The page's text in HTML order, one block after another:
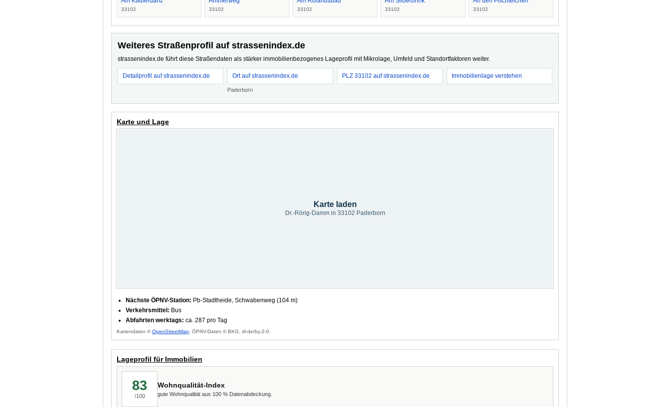
33102 33102 33102 33102 33102
Weiteres Straßenprofil auf strassenindex.de
strassenindex.de führt diese Straßendaten als stärker immobilienbezogenes Lageprofil mit Mikrolage, Umfeld und Standortfaktoren weiter.
Detailprofil auf strassenindex.de Ort auf strassenindex.de
Paderborn
PLZ 33102 auf strassenindex.de Immobilienlage verstehen
Karte und Lage
Karte laden
Dr.-Rörig-Damm in 33102 Paderborn
Nächste ÖPNV-Station: Pb-Stadtheide, Schwabenweg (104 m)
Verkehrsmittel: Bus
Abfahrten werktags: ca. 287 pro Tag
Kartendaten ©OpenStreetMap , ÖPNV-Daten © BKG, dl-de/by-2-0.
Lageprofil für Immobilien
83
/100
Wohnqualität-Index
gute Wohnqualität aus 100 % Datenabdeckung.